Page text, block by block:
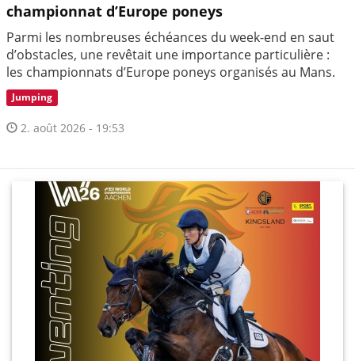
championnat d’Europe poneys
Parmi les nombreuses échéances du week-end en saut
d’obstacles, une revêtait une importance particulière :
les championnats d’Europe poneys organisés au Mans.
Jumping
2. août 2026 - 19:53